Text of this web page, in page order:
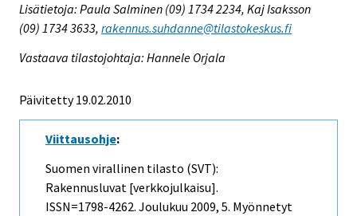
Lisätietoja: Paula Salminen (09) 1734 2234, Kaj Isaksson
(09) 1734 3633, rakennus.suhdanne@tilastokeskus.fi
Vastaava tilastojohtaja: Hannele Orjala
Päivitetty 19.02.2010
Viittausohje:
Suomen virallinen tilasto (SVT):
Rakennusluvat [verkkojulkaisu].
ISSN=1798-4262. Joulukuu 2009, 5. Myönnetyt